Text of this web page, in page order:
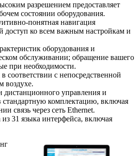
разрешением предоставляет
состоянии оборудования.
понятная навигация
доступ ко всем важным настройкам и
оборудования и
обслуживании; обращение вашего
при необходимости.
соответствии с непосредственной
воздухе.
управления и
стандартную комплектацию, включая
связь через сеть Ethernet.
31 языка интерфейса, включая